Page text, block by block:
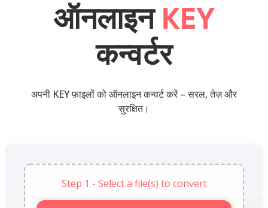
ऑनलाइन KEY
कन्वर्टर
अपनी KEY फ़ाइलों को ऑनलाइन कन्वर्ट करें – सरल, तेज़ और
सुरक्षित।
Step 1 - Select a file(s) to convert